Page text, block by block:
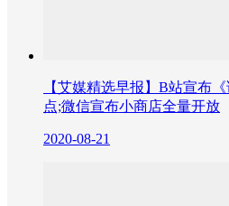
【艾媒精选早报】B站宣布
点;微信宣布小商店全量开放
2020-08-21